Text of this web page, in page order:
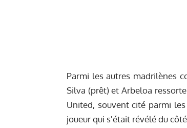
Parmi les autres madrilènes
Silva (prêt) et Arbeloa
United, souvent cité parmi
joueur qui s'était révélé du